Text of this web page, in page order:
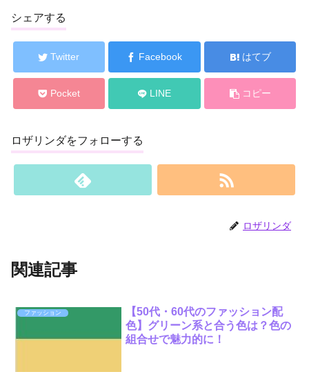
シェアする
Twitter Facebook はてブ
Pocket LINE コピー
ロザリンダをフォローする
ロザリンダ
関連記事
ファッション
【50代・60代のファッション配
色】グリーン系と合う色は？色の
組合せで魅力的に！